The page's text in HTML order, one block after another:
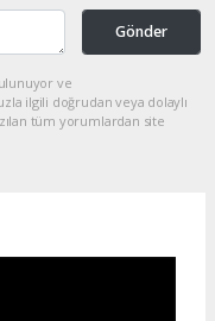
Gönder
ve
ilgili doğrudan veya dolaylı
tüm yorumlardan site